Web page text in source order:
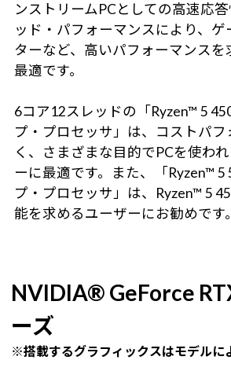
ンストリームPCとしての高速応
ッド・パフォーマンスにより、ゲ
ターなど、高いパフォーマンスを
最適です。
6コア12スレッドの「Ryzen™ 5
プ・プロセッサ」は、コストパ
く、さまざまな目的でPCを使わ
ーに最適です。また、「Ryzen™ 5
プ・プロセッサ」は、Ryzen™ 5
能を求めるユーザーにお勧めです。
NVIDIA® GeForce
ーズ
※搭載するグラフィックスはモデルに